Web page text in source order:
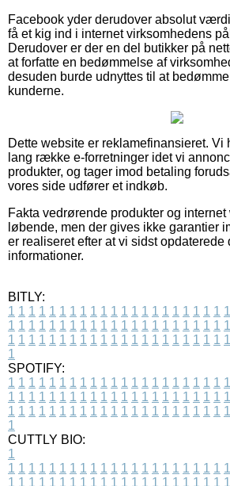
Facebook yder derudover absolut
få et kig ind i internet virksomhedens
Derudover er der en del butikker på
at forfatte en bedømmelse af
desuden burde udnyttes til at
kunderne.
Dette website er reklamefinansieret. Vi
lang række e-forretninger idet vi
produkter, og tager imod betaling
vores side udfører et indkøb.
Fakta vedrørende produkter og
løbende, men der gives ikke garantier
er realiseret efter at vi sidst opdaterede
informationer.
BITLY:
1 1 1 1 1 1 1 1 1 1 1 1 1 1 1 1 1 1 1 1 1 1
1 1 1 1 1 1 1 1 1 1 1 1 1 1 1 1 1 1 1 1 1 1
1 1 1 1 1 1 1 1 1 1 1 1 1 1 1 1 1 1 1 1 1 1
1
SPOTIFY:
1 1 1 1 1 1 1 1 1 1 1 1 1 1 1 1 1 1 1 1 1 1
1 1 1 1 1 1 1 1 1 1 1 1 1 1 1 1 1 1 1 1 1 1
1 1 1 1 1 1 1 1 1 1 1 1 1 1 1 1 1 1 1 1 1 1
1
CUTTLY BIO:
1
1 1 1 1 1 1 1 1 1 1 1 1 1 1 1 1 1 1 1 1 1 1
1 1 1 1 1 1 1 1 1 1 1 1 1 1 1 1 1 1 1 1 1 1